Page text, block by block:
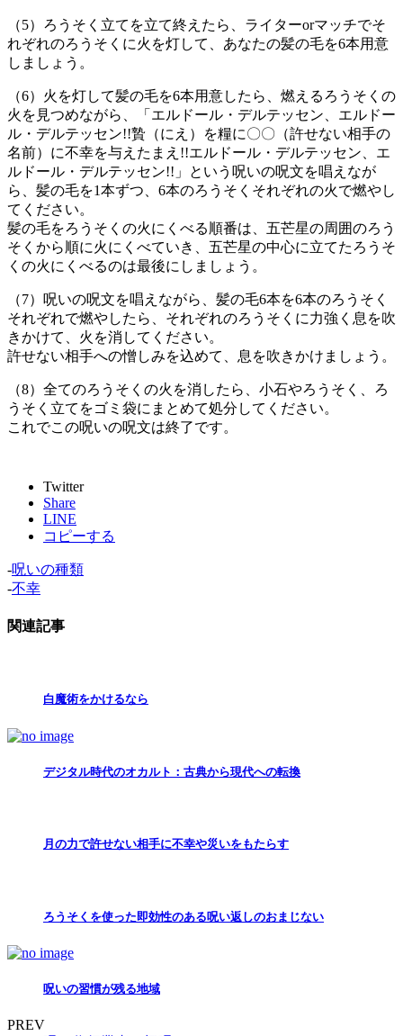
（5）ろうそく立てを立て終えたら、ライターorマッチでそ
れぞれのろうそくに火を灯して、あなたの髪の毛を6本用意
しましょう。
（6）火を灯して髪の毛を6本用意したら、燃えるろうそくの
火を見つめながら、「エルドール・デルテッセン、エルドー
ル・デルテッセン!!贄（にえ）を糧に〇〇（許せない相手の
名前）に不幸を与えたまえ!!エルドール・デルテッセン、エ
ルドール・デルテッセン!!」という呪いの呪文を唱えなが
ら、髪の毛を1本ずつ、6本のろうそくそれぞれの火で燃やし
てください。
髪の毛をろうそくの火にくべる順番は、五芒星の周囲のろう
そくから順に火にくべていき、五芒星の中心に立てたろうそ
くの火にくべるのは最後にしましょう。
（7）呪いの呪文を唱えながら、髪の毛6本を6本のろうそく
それぞれで燃やしたら、それぞれのろうそくに力強く息を吹
きかけて、火を消してください。
許せない相手への憎しみを込めて、息を吹きかけましょう。
（8）全てのろうそくの火を消したら、小石やろうそく、ろ
うそく立てをゴミ袋にまとめて処分してください。
これでこの呪いの呪文は終了です。
Twitter
Share
LINE
コピーする
-呪いの種類
-不幸
関連記事
白魔術をかけるなら
デジタル時代のオカルト：古典から現代への転換
月の力で許せない相手に不幸や災いをもたらす
ろうそくを使った即効性のある呪い返しのおまじない
呪いの習慣が残る地域
PREV